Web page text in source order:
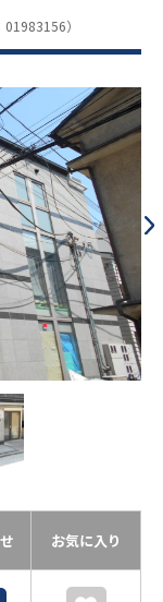
01983156）
お気に入り